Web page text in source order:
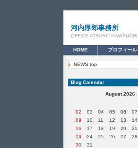
河内厚郎事務所
OFFICE ATSURO KAWAUCHI
HOME プロフィール
NEWS top
Blog Calendar
August 2026
02
03 04 05 06 07
09
10 11 12 13 14
16
17 18 19 20 21
23
24 25 26 27 28
30
31